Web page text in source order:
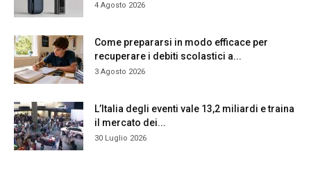
4 Agosto 2026
Come prepararsi in modo efficace per
recuperare i debiti scolastici a...
3 Agosto 2026
L’Italia degli eventi vale 13,2 miliardi e traina
il mercato dei...
30 Luglio 2026